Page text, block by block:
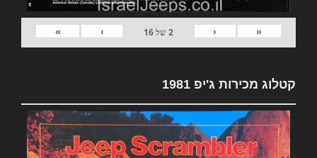
«
‹
2של16
›
»
קטלוג מכירות ג'יפ 1981